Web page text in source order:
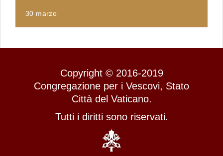
30 marzo
Copyright © 2016-2019
Congregazione per i Vescovi, Stato
Città del Vaticano.
Tutti i diritti sono riservati.